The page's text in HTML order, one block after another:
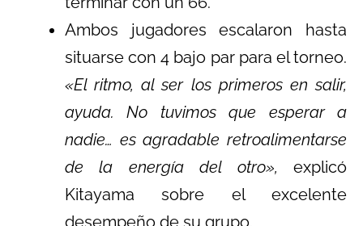
Ambos jugadores escalaron hasta
situarse con 4 bajo par para el torneo.
«El ritmo, al ser los primeros en salir,
ayuda. No tuvimos que esperar a
nadie… es agradable retroalimentarse
de la energía del otro», explicó
Kitayama sobre el excelente
desempeño de su grupo.